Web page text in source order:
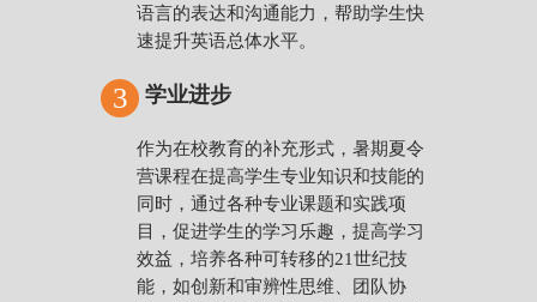
语言的表达和沟通能力，帮助学生快
速提升英语总体水平。
3 学业进步
作为在校教育的补充形式，暑期夏令
营课程在提高学生专业知识和技能的
同时，通过各种专业课题和实践项
目，促进学生的学习乐趣，提高学习
效益，培养各种可转移的21世纪技
能，如创新和审辨性思维、团队协